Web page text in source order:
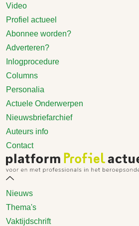
Video
Profiel actueel
Abonnee worden?
Adverteren?
Inlogprocedure
Columns
Personalia
Actuele Onderwerpen
Nieuwsbriefarchief
Auteurs info
Contact
Nieuws
Thema's
Vaktijdschrift